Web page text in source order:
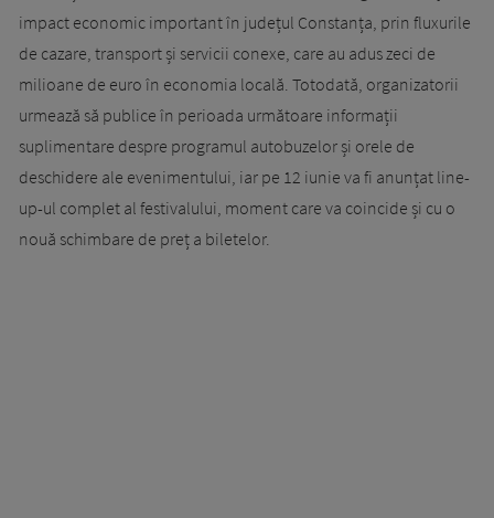
impact economic important în județul Constanța, prin fluxurile
de cazare, transport și servicii conexe, care au adus zeci de
milioane de euro în economia locală. Totodată, organizatorii
urmează să publice în perioada următoare informații
suplimentare despre programul autobuzelor și orele de
deschidere ale evenimentului, iar pe 12 iunie va fi anunțat line-
up-ul complet al festivalului, moment care va coincide și cu o
nouă schimbare de preț a biletelor.